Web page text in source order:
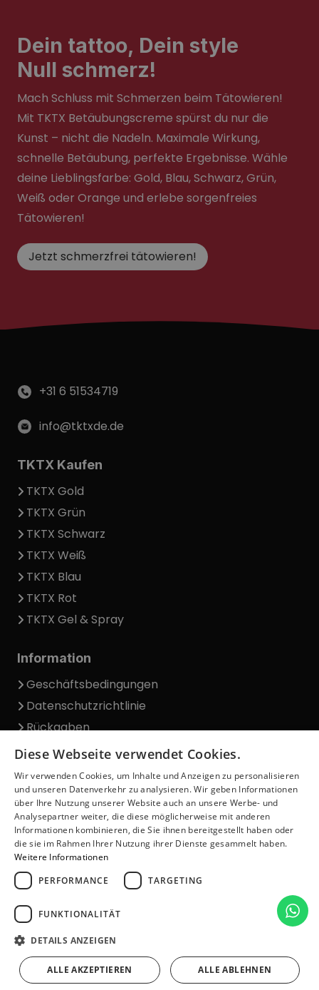
Dein tattoo, Dein style
Null schmerz!
Mach Schluss mit Schmerzen beim Tätowieren!
Mit TKTX Betäubungscreme spürst du nur die
Kunst – nicht die Nadeln. Maximale Wirkung,
schnelle Betäubung, perfekte Ergebnisse. Wähle
deine Lieblingsfarbe: Gold, Blau, Schwarz, Grün,
Weiß oder Orange und erlebe sorgenfreies
Tätowieren!
Jetzt schmerzfrei tätowieren!
+31 6 51534719
info@tktxde.de
TKTX Kaufen
TKTX Gold
TKTX Grün
TKTX Schwarz
TKTX Weiß
TKTX Blau
TKTX Rot
TKTX Gel & Spray
Information
Geschäftsbedingungen
Datenschutzrichtlinie
Rückgaben
Lieferung
Beschwerden
Blog
Über uns
Kontakt
Offizielles Hologramm
© Copyright 2026– Tktxde.de– Alle Rechte
vorbehalten.
Diese Webseite verwendet Cookies.
Wir verwenden Cookies, um Inhalte und Anzeigen zu personalisieren
und unseren Datenverkehr zu analysieren. Wir geben Informationen
über Ihre Nutzung unserer Website auch an unsere Werbe- und
Analysepartner weiter, die diese möglicherweise mit anderen
Informationen kombinieren, die Sie ihnen bereitgestellt haben oder
die sie im Rahmen Ihrer Nutzung ihrer Dienste gesammelt haben.
Weitere Informationen
PERFORMANCE
TARGETING
FUNKTIONALITÄT
DETAILS ANZEIGEN
ALLE AKZEPTIEREN ALLE ABLEHNEN